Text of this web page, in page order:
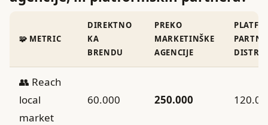
🧩 METRIC
DIREKTNO
KA
BRENDU
PREKO
MARKETINŠKE
AGENCIJE
👥 Reach
local
market
60.000 250.000